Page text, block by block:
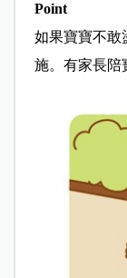
Point
如果寶寶不敢
施。有家長陪